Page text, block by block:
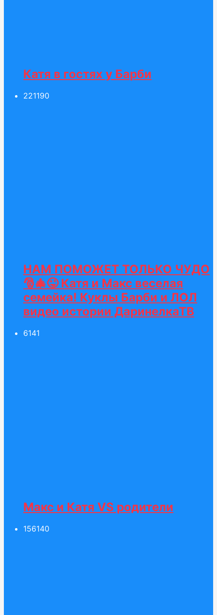
Катя в гостях у Барби
221190
НАМ ПОМОЖЕТ ТОЛЬКО ЧУДО
🎅🎄😜 Катя и Макс веселая
семейка! Куклы Барби и ЛОЛ
видео истории ДаринелкаТВ
6141
Макс и Катя VS родители
156140